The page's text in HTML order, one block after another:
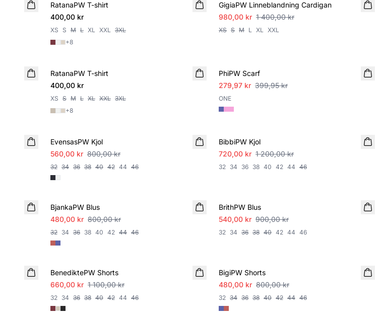
NYHET
RatanaPW T-shirt
400,00 kr
XS S M L XL XXL 3XL
+8
GigiaPW Linneblandning Cardigan
980,00 kr 1 400,00 kr
XS S M L XL XXL
NYHET
RatanaPW T-shirt
400,00 kr
XS S M L XL XXL 3XL
+8
PhiPW Scarf
279,97 kr 399,95 kr
ONE
EvensasPW Kjol
560,00 kr 800,00 kr
32 34 36 38 40 42 44 46
BibbiPW Kjol
720,00 kr 1 200,00 kr
32 34 36 38 40 42 44 46
BjankaPW Blus
480,00 kr 800,00 kr
32 34 36 38 40 42 44 46
BrithPW Blus
540,00 kr 900,00 kr
32 34 36 38 40 42 44 46
BenediktePW Shorts
660,00 kr 1 100,00 kr
32 34 36 38 40 42 44 46
BigiPW Shorts
480,00 kr 800,00 kr
32 34 36 38 40 42 44 46